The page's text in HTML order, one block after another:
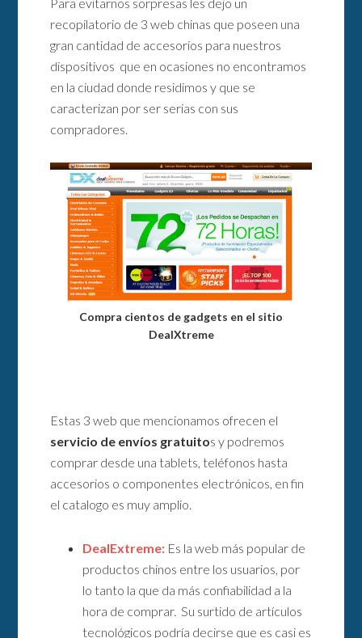
recopilatorio de 3 web chinas que poseen una
gran cantidad de accesorios para nuestros
dispositivos que en ocasiones no encontramos
en la ciudad donde residimos y que se
caracterizan por ser serias con sus
compradores.
Compra cientos de gadgets en el sitio
DealXtreme
Estas 3 web que mencionamos ofrecen el
servicio de envíos gratuitos y podremos
comprar desde una tablets, teléfonos hasta
accesorios o componentes electrónicos, en fin
el catalogo es muy amplio.
DealExtreme: Es la web más popular de
productos chinos entre los usuarios, por
lo tanto la que da más confiabilidad a la
hora de comprar. Su surtido de artículos
tecnológicos podría decirse que es casi es